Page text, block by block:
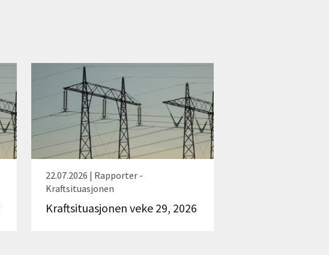
22.07.2026 | Rapporter -
Kraftsituasjonen
Kraftsituasjonen veke 29, 2026